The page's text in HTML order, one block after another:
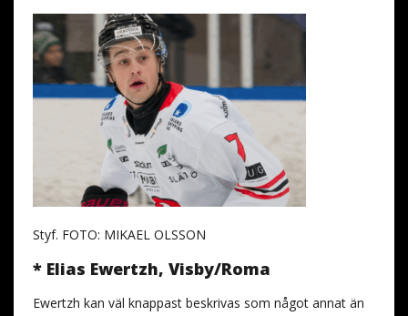
Styf. FOTO: MIKAEL OLSSON
* Elias Ewertzh, Visby/Roma
Ewertzh kan väl knappast beskrivas som något annat än